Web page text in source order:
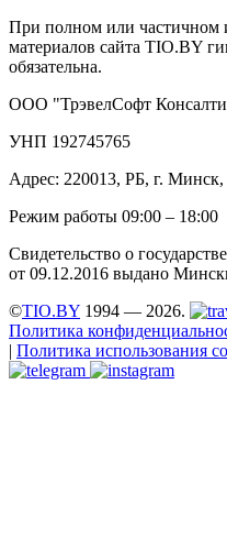
При полном или частичном
материалов сайта TIO.BY
обязательна.
ООО "ТрэвелСофт
УНП 192745765
Адрес: 220013, РБ, г.
Режим работы 09:00 – 18:00
Свидетельство о
от 09.12.2016 выдано
©TIO.BY 1994 — 2026.
Политика
| Политика использования